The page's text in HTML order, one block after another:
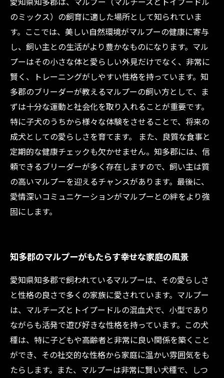
のミックス）の飼育に適した場所として知られていま
す。ここでは、美しい自然環境がマルプーの健康に寄与
し、飼い主との生活がより豊かなものになります。マル
プーはその小さな体と愛らしい外見だけでなく、非常に
賢く、トレーニングがしやすい性格を持っています。知
多郡のブリーダーが教えるマルプーの飼い方として、ま
ずは十分な運動と社会化を取り入れることが重要です。
特に子犬のうちから様々な体験をさせることで、将来の
成犬としての愛らしさを育てます。 また、良質な食事と
定期的な健康チェックも欠かせません。知多郡には、信
頼できるブリーダーが多く存在しますので、飼い主は質
の高いマルプーを迎えるチャンスがあります。最後に、
愛情深いコミュニケーションがマルプーとの絆をより強
固にします。
知多郡のマルプーがもたらす幸せな家庭の風景
愛知県知多郡で飼われているマルプーは、その愛らしさ
と性格の良さで多くの家族に愛されています。マルプー
は、マルチーズとトイプードルの混血犬で、小型であり
ながらも活発で遊び好きな性格を持っています。この犬
種は、特に子どもや高齢者と非常に良い関係を築くこと
ができ、その社交的な性格から家庭に温かい雰囲気をも
たらします。また、マルプーは非常に賢い犬種で、しつ